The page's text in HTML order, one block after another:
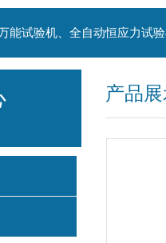
能试验机、全自动恒应力试
产品